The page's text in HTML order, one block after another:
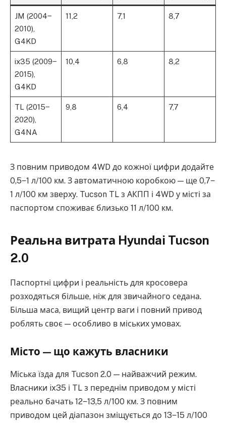
JM (2004‒
2010),
G4KD
11,2 7,1 8,7
ix35 (2009‒
2015),
G4KD
10,4 6,8 8,2
TL (2015‒
2020),
G4NA
9,8 6,4 7,7
З повним приводом 4WD до кожної цифри додайте
0,5‒1 л/100 км. З автоматичною коробкою — ще 0,7‒
1 л/100 км зверху. Tucson TL з АКПП і 4WD у місті за
паспортом споживає близько 11 л/100 км.
Реальна витрата Hyundai Tucson
2.0
Паспортні цифри і реальність для кросовера
розходяться більше, ніж для звичайного седана.
Більша маса, вищий центр ваги і повний привод
роблять своє — особливо в міських умовах.
Місто — що кажуть власники
Міська їзда для Tucson 2.0 — найважчий режим.
Власники ix35 і TL з переднім приводом у місті
реально бачать 12‒13,5 л/100 км. З повним
приводом цей діапазон зміщується до 13‒15 л/100